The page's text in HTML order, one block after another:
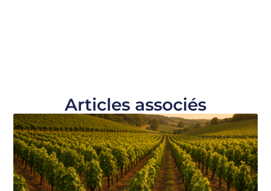
Articles associés